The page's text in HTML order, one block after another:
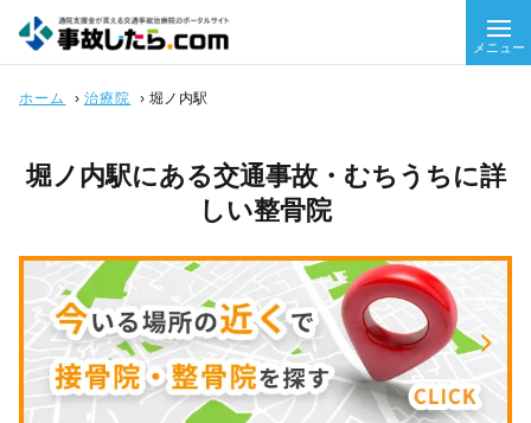
メニュー
ホーム › 治療院 › 堀ノ内駅
堀ノ内駅にある交通事故・むちうちに詳
しい整骨院